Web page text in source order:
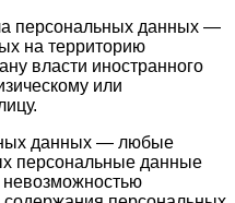
персональных данных —
на территорию
власти иностранного
или
данных — любые
персональные данные
невозможностью